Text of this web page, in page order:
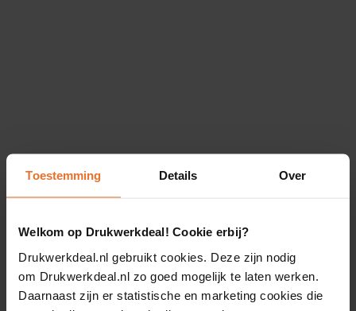
Toestemming Details Over
Welkom op Drukwerkdeal! Cookie erbij?
Drukwerkdeal.nl gebruikt cookies. Deze zijn nodig
om Drukwerkdeal.nl zo goed mogelijk te laten werken.
Daarnaast zijn er statistische en marketing cookies die